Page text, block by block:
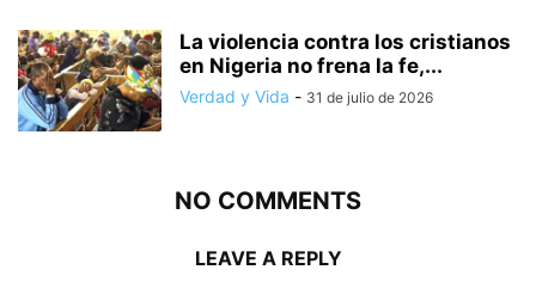
La violencia contra los cristianos
en Nigeria no frena la fe,...
Verdad y Vida - 31 de julio de 2026
NO COMMENTS
LEAVE A REPLY